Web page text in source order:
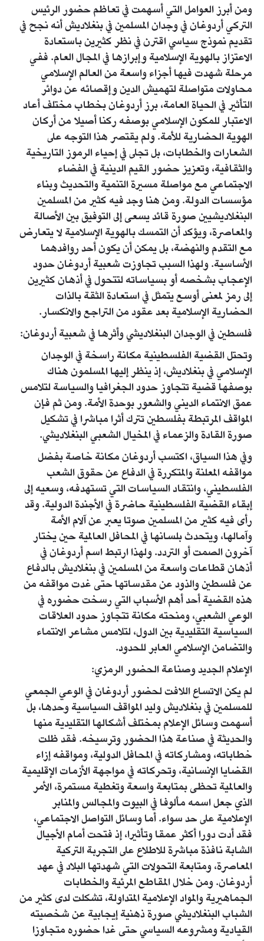
ومن أبرز العوامل التي أسهمت في تعاظم حضور الرئيس
التركي أردوغان في وجدان المسلمين في بنغلاديش أنه نجح في
تقديم نموذج سياسي اقترن في نظر كثيرين باستعادة
الاعتزاز بالهوية الإسلامية وإبرازها في المجال العام. ففي
مرحلة شهدت فيها أجزاء واسعة من العالم الإسلامي
محاولات متواصلة لتهميش الدين وإقصائه عن دوائر
التأثير في الحياة العامة، برز أردوغان بخطاب مختلف أعاد
الاعتبار للمكون الإسلامي بوصفه ركنا أصيلا من أركان
الهوية الحضارية للأمة. ولم يقتصر هذا التوجه على
الشعارات والخطابات، بل تجلى في إحياء الرموز التاريخية
والثقافية، وتعزيز حضور القيم الدينية في الفضاء
الاجتماعي مع مواصلة مسيرة التنمية والتحديث وبناء
مؤسسات الدولة. ومن هنا وجد فيه كثير من المسلمين
البنغلاديشيين صورة قائد يسعى إلى التوفيق بين الأصالة
والمعاصرة، ويؤكد أن التمسك بالهوية الإسلامية لا يتعارض
مع التقدم والنهضة، بل يمكن أن يكون أحد روافدهما
الأساسية. ولهذا السبب تجاوزت شعبية أردوغان حدود
الإعجاب بشخصه أو بسياساته لتتحول في أذهان كثيرين
إلى رمز لمعنى أوسع يتمثل في استعادة الثقة بالذات
الحضارية الإسلامية بعد عقود من التراجع والانكسار.
فلسطين في الوجدان البنغلاديشي وأثرها في شعبية أردوغان:
وتحتل القضية الفلسطينية مكانة راسخة في الوجدان
الإسلامي في بنغلاديش، إذ ينظر إليها المسلمون هناك
بوصفها قضية تتجاوز حدود الجغرافيا والسياسة لتلامس
عمق الانتماء الديني والشعور بوحدة الأمة. ومن ثم فإن
المواقف المرتبطة بفلسطين تترك أثرا مباشرا في تشكيل
صورة القادة والزعماء في المخيال الشعبي البنغلاديشي.
وفي هذا السياق، اكتسب أردوغان مكانة خاصة بفضل
مواقفه المعلنة والمتكررة في الدفاع عن حقوق الشعب
الفلسطيني، وانتقاد السياسات التي تستهدفه، وسعيه إلى
إبقاء القضية الفلسطينية حاضرة في الأجندة الدولية. وقد
رأى فيه كثير من المسلمين صوتا يعبر عن آلام الأمة
وآمالها، ويتحدث بلسانها في المحافل العالمية حين يختار
آخرون الصمت أو التردد. ولهذا ارتبط اسم أردوغان في
أذهان قطاعات واسعة من المسلمين في بنغلاديش بالدفاع
عن فلسطين والذود عن مقدساتها حتى غدت مواقفه من
هذه القضية أحد أهم الأسباب التي رسخت حضوره في
الوعي الشعبي، ومنحته مكانة تتجاوز حدود العلاقات
السياسية التقليدية بين الدول، لتلامس مشاعر الانتماء
والتضامن الإسلامي العابر للحدود.
الإعلام الجديد وصناعة الحضور الرمزي:
لم يكن الاتساع اللافت لحضور أردوغان في الوعي الجمعي
للمسلمين في بنغلاديش وليد المواقف السياسية وحدها، بل
أسهمت وسائل الإعلام بمختلف أشكالها التقليدية منها
والحديثة في صناعة هذا الحضور وترسيخه. فقد ظلت
خطاباته، ومشاركاته في المحافل الدولية، ومواقفه إزاء
القضايا الإنسانية، وتحركاته في مواجهة الأزمات الإقليمية
والعالمية تحظى بمتابعة واسعة وتغطية مستمرة، الأمر
الذي جعل اسمه مألوفا في البيوت والمجالس والمنابر
الإعلامية على حد سواء. أما وسائل التواصل الاجتماعي،
فقد أدت دورا أكثر عمقا وتأثيرا، إذ فتحت أمام الأجيال
الشابة نافذة مباشرة للاطلاع على التجربة التركية
المعاصرة، ومتابعة التحولات التي شهدتها البلاد في عهد
أردوغان. ومن خلال المقاطع المرئية والخطابات
الجماهيرية والمواد الإعلامية المتداولة، تشكلت لدى كثير من
الشباب البنغلاديشي صورة ذهنية إيجابية عن شخصيته
القيادية ومشروعه السياسي حتى غدا حضوره متجاوزا